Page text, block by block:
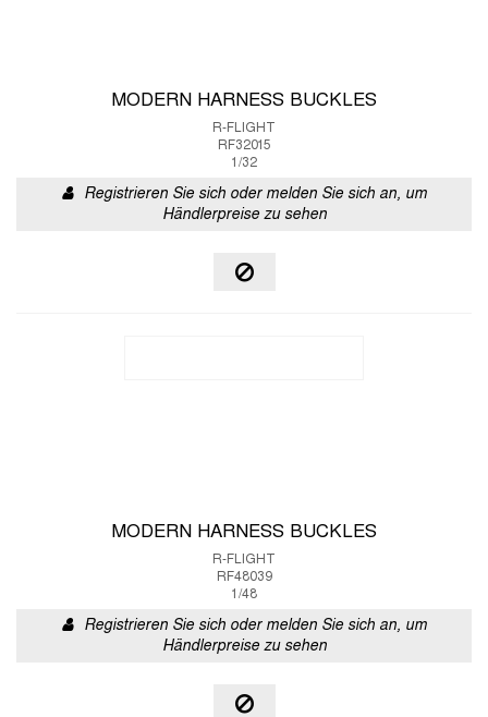
MODERN HARNESS BUCKLES
R-FLIGHT
RF32015
1/32
Registrieren Sie sich oder melden Sie sich an, um
Händlerpreise zu sehen
MODERN HARNESS BUCKLES
R-FLIGHT
RF48039
1/48
Registrieren Sie sich oder melden Sie sich an, um
Händlerpreise zu sehen